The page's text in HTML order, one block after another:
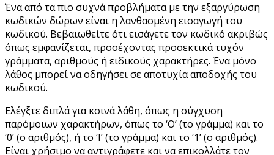
Ένα από τα πιο συχνά προβλήματα με την εξαργύρωση
κωδικών δώρων είναι η λανθασμένη εισαγωγή του
κωδικού. Βεβαιωθείτε ότι εισάγετε τον κωδικό ακριβώς
όπως εμφανίζεται, προσέχοντας προσεκτικά τυχόν
γράμματα, αριθμούς ή ειδικούς χαρακτήρες. Ένα μόνο
λάθος μπορεί να οδηγήσει σε αποτυχία αποδοχής του
κωδικού.
Ελέγξτε διπλά για κοινά λάθη, όπως η σύγχυση
παρόμοιων χαρακτήρων, όπως το ‘O’ (το γράμμα) και το
‘0’ (ο αριθμός), ή το ‘I’ (το γράμμα) και το ‘1’ (ο αριθμός).
Είναι χρήσιμο να αντιγράφετε και να επικολλάτε τον